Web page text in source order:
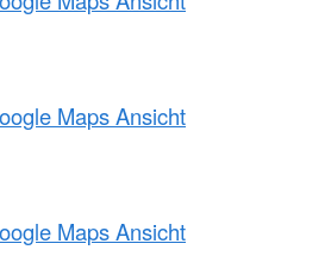
Maps Ansicht
Maps Ansicht